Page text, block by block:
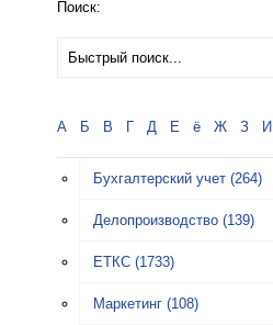
Поиск:
А Б В Г Д Е ё Ж З И
Бухгалтерский учет (264)
Делопроизводство (139)
ЕТКС (1733)
Маркетинг (108)